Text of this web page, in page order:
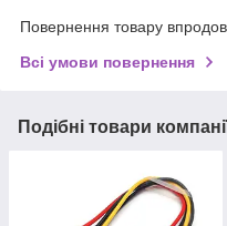
Повернення товару
Всі умови повернення
Подібні товари